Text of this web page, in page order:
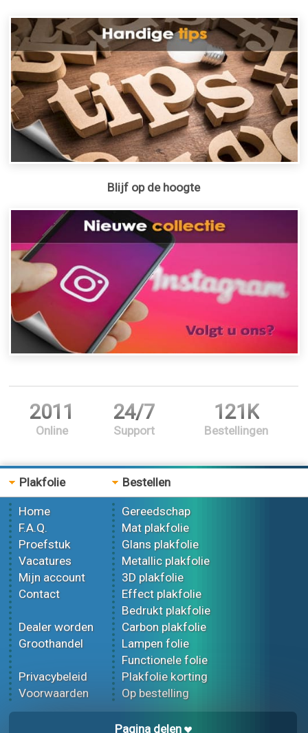
Blijf op de hoogte
2011
Online
24/7
Support
121K
Bestellingen
Plakfolie
Home
F.A.Q.
Proefstuk
Vacatures
Mijn account
Contact
Dealer worden
Groothandel
Privacybeleid
Voorwaarden
Bestellen
Gereedschap
Mat plakfolie
Glans plakfolie
Metallic plakfolie
3D plakfolie
Effect plakfolie
Bedrukt plakfolie
Carbon plakfolie
Lampen folie
Functionele folie
Plakfolie korting
Op bestelling
Pagina delen